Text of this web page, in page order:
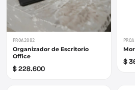
PROA2082
Organizador de Escritorio
Office
$ 228.600
$